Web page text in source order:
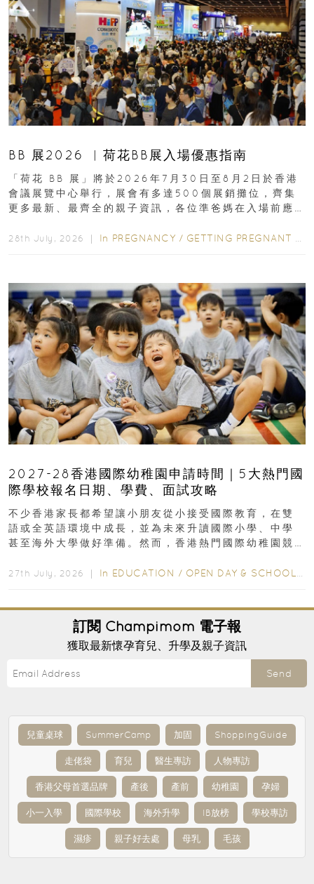
BB 展2026 ︳荷花BB展入場優惠指南
「荷花 BB 展」將於2026年7月30日至8月2日於香港
會議展覽中心舉行，展會有多達500個展銷攤位，齊集
更多最新、最齊全的親子資訊，各位準爸媽在入場前應
28th July, 2026 ｜ In PREGNANCY / GETTING PREGNANT
2027-28香港國際幼稚園申請時間｜5大熱門國
際學校報名日期、學費、面試攻略
不少香港家長都希望讓小朋友從小接受國際教育，在雙
語或全英語環境中成長，並為未來升讀國際小學、中學
甚至海外大學做好準備。然而，香港熱門國際幼稚園競
27th July, 2026 ｜ In EDUCATION / OPEN DAY & SCHOOL EVENTS
訂閱 Champimom 電子報
獲取最新懷孕育兒、升學及親子資訊
Send
兒童桌球 SummerCamp 加固 ShoppingGuide
走佬袋 育兒 醫生專訪 人物專訪
香港父母首選品牌 產後 產前 幼稚園 孕婦
小一入學 國際學校 海外升學 IB放榜 學校專訪
濕疹 親子好去處 母乳 毛孩